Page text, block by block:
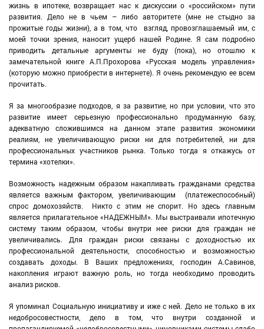
жизнь в ипотеке, возвращает нас к дискуссии о «российском» пути
развития. Дело не в чьем – либо авторитете (мне не стыдно за
прожитые годы жизни), а в том, что взгляд, провозглашаемый им, с
моей точки зрения, наносит ущерб нашей Родине. Я сам подробно
приводить детальные аргументы не буду (пока), но отошлю к
замечательной книге А.П.Прохорова «Русская модель управления»
(которую можно приобрести в интернете). Я очень рекомендую ее всем
прочитать.
Я за многообразие подходов, я за развитие, но при условии, что это
развитие имеет серьезную профессионально продуманную базу,
адекватную сложившимся на данном этапе развития экономики
реалиям, не увеличивающую риски ни для потребителей, ни для
профессиональных участников рынка. Только тогда я откажусь от
термина «хотелки».
Возможность надежным образом накапливать гражданами средства
является важным фактором, увеличивающим (платежеспособный)
спрос домохозяйств. Никто с этим не спорит. Но здесь главным
является прилагательное «НАДЕЖНЫМ». Мы выстраивали ипотечную
систему таким образом, чтобы внутри нее риски для граждан не
увеличивались. Для граждан риски связаны с доходностью их
профессиональной деятельности, способностью и возможностью
создавать доходы. В Ваших предложениях, господин А.Савинов,
накопления играют важную роль, но тогда необходимо проводить
анализ рисков.
Я упоминал Социальную инициативу и иже с ней. Дело не только в их
недобросовестности, дело в том, что внутри созданной и